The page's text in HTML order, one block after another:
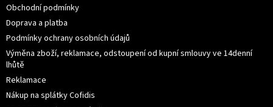
Obchodní podmínky
Doprava a platba
Podmínky ochrany osobních údajů
Výměna zboží, reklamace, odstoupení od kupní smlouvy ve 14denní
lhůtě
Reklamace
Nákup na splátky Cofidis